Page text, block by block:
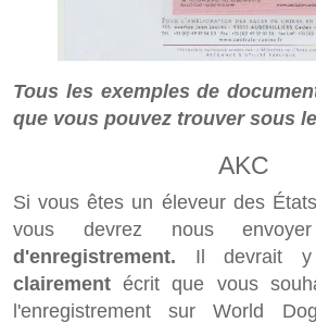
Tous les exemples de
que vous pouvez trouver sous
AKC
Si vous êtes un éleveur des
vous devrez nous
d'enregistrement. Il devrait
clairement écrit que vous
l'enregistrement sur World